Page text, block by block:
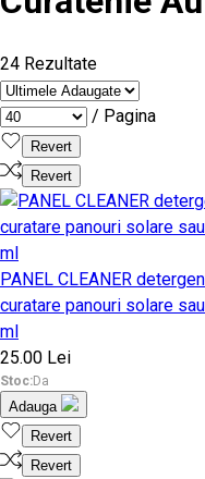
24 Rezultate
/ Pagina
Revert
Revert
PANEL CLEANER
curatare panouri solare
ml
25.00 Lei
Stoc:Da
Adauga
Revert
Revert